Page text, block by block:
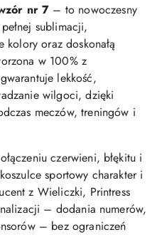
nr 7 – to nowoczesny
sublimacji,
kolory oraz doskonałą
w 100% z
lekkość,
wilgoci, dzięki
meczów, treningów i
czerwieni, błękitu i
sportowy charakter i
z Wieliczki, Printress
– dodania numerów,
– bez ograniczeń